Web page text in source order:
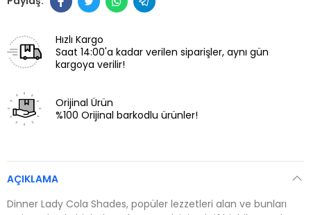
Hızlı Kargo
Saat 14:00'a kadar verilen siparişler, aynı gün
kargoya verilir!
Orijinal Ürün
%100 Orijinal barkodlu ürünler!
AÇIKLAMA
Dinner Lady Cola Shades, popüler lezzetleri alan ve bunları